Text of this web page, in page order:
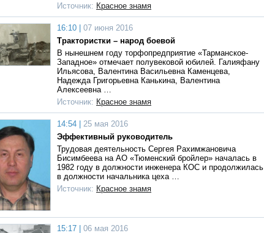
Источник: Красное знамя
16:10 |
07 июня 2016
Трактористки – народ боевой
В нынешнем году торфопредприятие «Тарманское-
Западное» отмечает полувековой юбилей. Галияфану
Ильясова, Валентина Васильевна Каменцева,
Надежда Григорьевна Канькина, Валентина
Алексеевна …
Источник: Красное знамя
14:54 |
25 мая 2016
Эффективный руководитель
Трудовая деятельность Сергея Рахимжановича
Бисимбеева на АО «Тюменский бройлер» началась в
1982 году в должности инженера КОС и продолжилась
в должности начальника цеха …
Источник: Красное знамя
15:17 |
06 мая 2016